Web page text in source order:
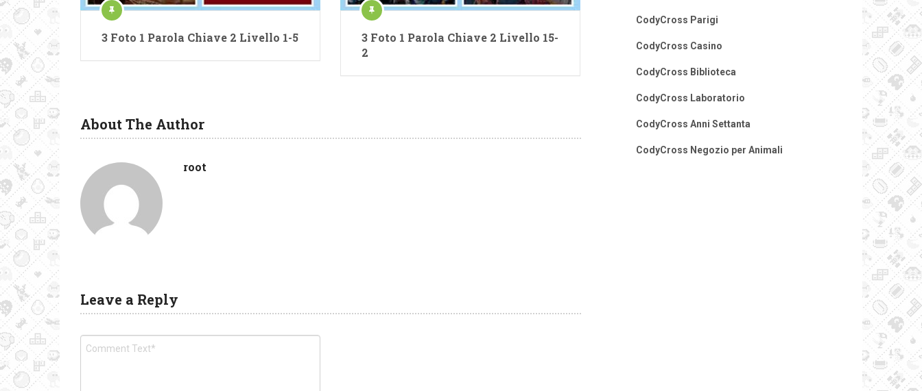
3 Foto 1 Parola Chiave 2 Livello 1-5
3 Foto 1 Parola Chiave 2 Livello 15-
2
About The Author
root
Leave a Reply
CodyCross Parigi
CodyCross Casino
CodyCross Biblioteca
CodyCross Laboratorio
CodyCross Anni Settanta
CodyCross Negozio per Animali